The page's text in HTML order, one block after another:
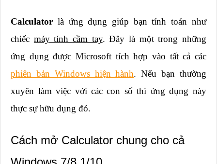
Calculator là ứng dụng giúp bạn tính toán như
chiếc máy tính cầm tay. Đây là một trong những
ứng dụng được Microsoft tích hợp vào tất cả các
phiên bản Windows hiện hành. Nếu bạn thường
xuyên làm việc với các con số thì ứng dụng này
thực sự hữu dụng đó.
Cách mở Calculator chung cho cả